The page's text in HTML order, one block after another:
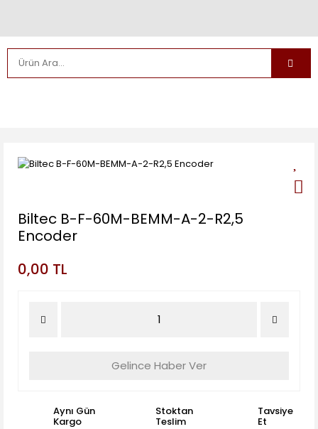
Biltec B-F-60M-BEMM-A-2-R2,5
Encoder
0,00 TL
Gelince Haber Ver
Aynı Gün
Kargo
Stoktan
Teslim
Tavsiye
Et